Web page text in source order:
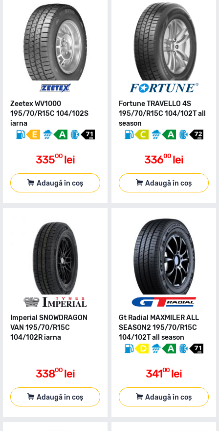
Zeetex WV1000
195/70/R15C 104/102S
iarna
33500 lei
Adaugă în coș
Fortune TRAVELLO 4S
195/70/R15C 104/102T all
season
33600 lei
Adaugă în coș
Imperial SNOWDRAGON
VAN 195/70/R15C
104/102R iarna
33800 lei
Adaugă în coș
Gt Radial MAXMILER ALL
SEASON2 195/70/R15C
104/102T all season
34100 lei
Adaugă în coș